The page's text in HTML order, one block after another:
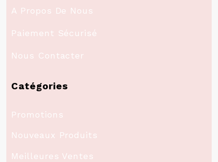
A Propos De Nous
Paiement Sécurisé
Nous Contacter
Catégories
Promotions
Nouveaux Produits
Meilleures Ventes